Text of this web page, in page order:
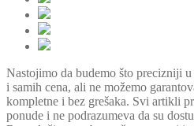
Nastojimo da budemo što precizniji
i samih cena, ali ne možemo
kompletne i bez grešaka. Svi artikli
ponude i ne podrazumeva da su